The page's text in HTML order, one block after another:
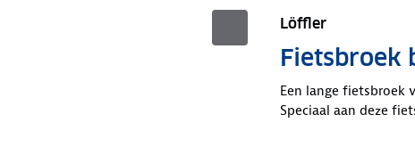
Löffler
Fietsbroek
Een lange fietsbroek
Speciaal aan deze